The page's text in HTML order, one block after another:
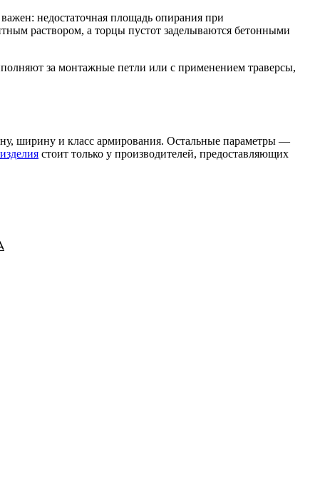
недостаточная площадь опирания при
раствором, а торцы пустот заделываются бетонными
за монтажные петли или с применением траверсы,
ширину и класс армирования. Остальные параметры —
изделия стоит только у производителей, предоставляющих